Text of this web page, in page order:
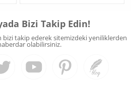
Bizi Takip Edin!
bizi takip ederek sitemizdeki yeniliklerden
olabilirsiniz.